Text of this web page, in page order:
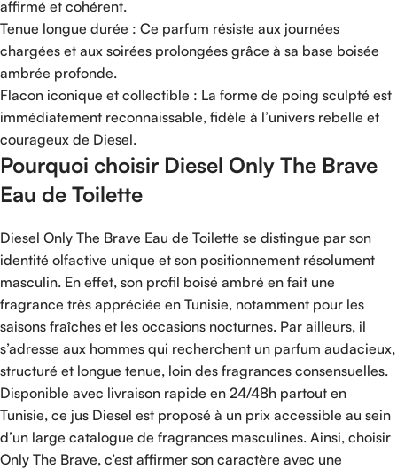
affirmé et cohérent.
Tenue longue durée : Ce parfum résiste aux journées
chargées et aux soirées prolongées grâce à sa base boisée
ambrée profonde.
Flacon iconique et collectible : La forme de poing sculpté est
immédiatement reconnaissable, fidèle à l’univers rebelle et
courageux de Diesel.
Pourquoi choisir Diesel Only The Brave
Eau de Toilette
Diesel Only The Brave Eau de Toilette se distingue par son
identité olfactive unique et son positionnement résolument
masculin. En effet, son profil boisé ambré en fait une
fragrance très appréciée en Tunisie, notamment pour les
saisons fraîches et les occasions nocturnes. Par ailleurs, il
s’adresse aux hommes qui recherchent un parfum audacieux,
structuré et longue tenue, loin des fragrances consensuelles.
Disponible avec livraison rapide en 24/48h partout en
Tunisie, ce jus Diesel est proposé à un prix accessible au sein
d’un large catalogue de fragrances masculines. Ainsi, choisir
Only The Brave, c’est affirmer son caractère avec une